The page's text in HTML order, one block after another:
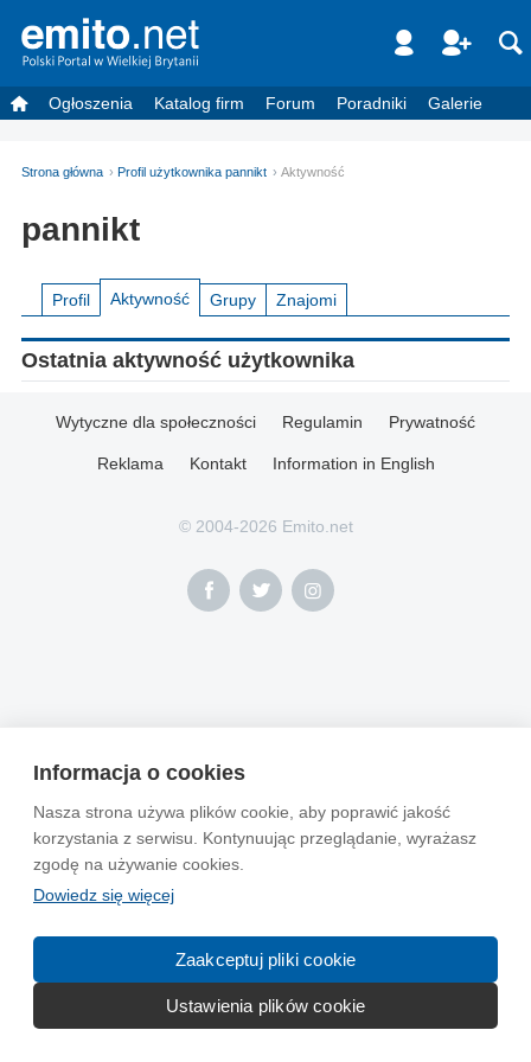
Informacja o cookies
Nasza strona używa plików cookie, aby poprawić jakość
korzystania z serwisu. Kontynuując przeglądanie, wyrażasz
zgodę na używanie cookies.
Dowiedz się więcej
Zaakceptuj pliki cookie
Ustawienia plików cookie
Ogłoszenia Katalog firm Forum Poradniki Galerie
Strona główna Profil użytkownika pannikt Aktywność
pannikt
Profil Aktywność Grupy Znajomi
Ostatnia aktywność użytkownika
Wytyczne dla społeczności Regulamin Prywatność
Reklama Kontakt Information in English
© 2004-2026 Emito.net